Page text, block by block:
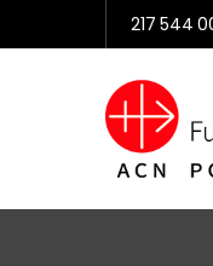
217 544